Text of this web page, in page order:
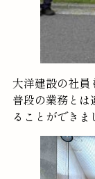
大洋建設の社員
普段の業務と
ることができま